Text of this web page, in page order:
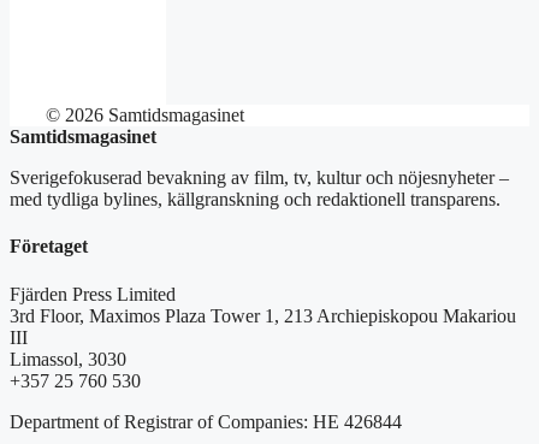
© 2026 Samtidsmagasinet
Samtidsmagasinet
Sverigefokuserad bevakning av film, tv, kultur och nöjesnyheter –
med tydliga bylines, källgranskning och redaktionell transparens.
Företaget
Fjärden Press Limited
3rd Floor, Maximos Plaza Tower 1, 213 Archiepiskopou Makariou
III
Limassol, 3030
+357 25 760 530
Department of Registrar of Companies: HE 426844